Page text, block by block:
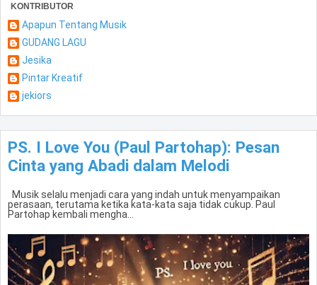
KONTRIBUTOR
Apapun Tentang Musik
GUDANG LAGU
Jesika
Pintar Kreatif
jekiors
PS. I Love You (Paul Partohap): Pesan
Cinta yang Abadi dalam Melodi
Musik selalu menjadi cara yang indah untuk menyampaikan
perasaan, terutama ketika kata-kata saja tidak cukup. Paul
Partohap kembali mengha...